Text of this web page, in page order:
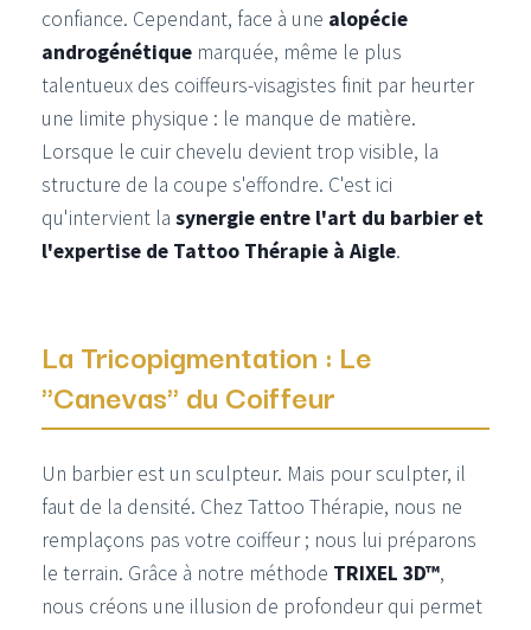
confiance. Cependant, face à une alopécie
androgénétique marquée, même le plus
talentueux des coiffeurs-visagistes finit par heurter
une limite physique : le manque de matière.
Lorsque le cuir chevelu devient trop visible, la
structure de la coupe s'effondre. C'est ici
qu'intervient la synergie entre l'art du barbier et
l'expertise de Tattoo Thérapie à Aigle.
La Tricopigmentation : Le
"Canevas" du Coiffeur
Un barbier est un sculpteur. Mais pour sculpter, il
faut de la densité. Chez Tattoo Thérapie, nous ne
remplaçons pas votre coiffeur ; nous lui préparons
le terrain. Grâce à notre méthode TRIXEL 3D™,
nous créons une illusion de profondeur qui permet